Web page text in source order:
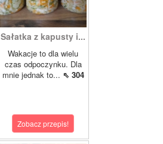
Sałatka z kapusty i...
Wakacje to dla wielu
czas odpoczynku. Dla
mnie jednak to... ⇖ 304
Zobacz przepis!